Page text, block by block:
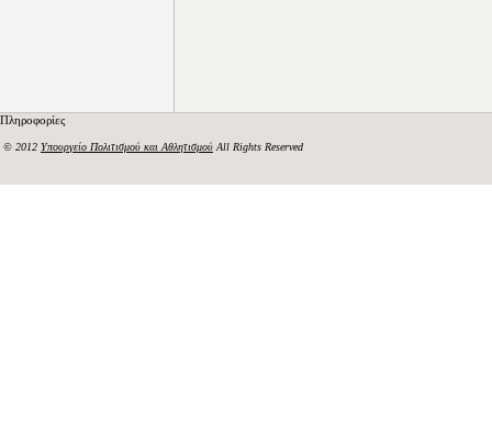
Πληροφορίες
© 2012 Υπουργείο Πολιτισμού και Αθλητισμού All Rights Reserved